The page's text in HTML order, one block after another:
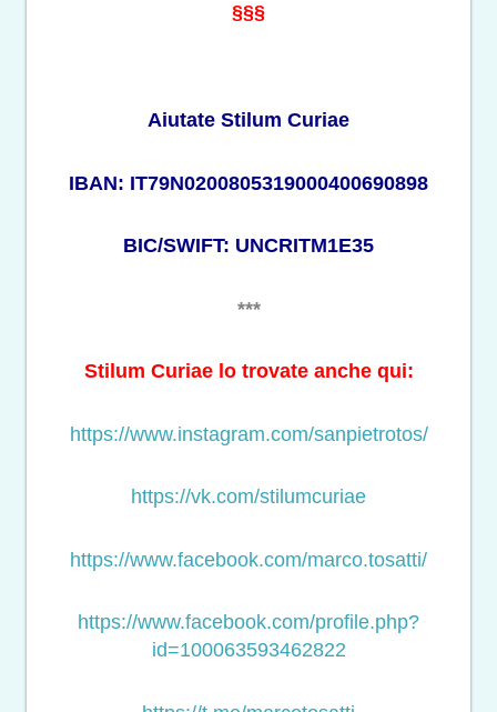
§§§
Aiutate Stilum Curiae
IBAN: IT79N0200805319000400690898
BIC/SWIFT: UNCRITM1E35
***
Stilum Curiae lo trovate anche qui:
https://www.instagram.com/sanpietrotos/
https://vk.com/stilumcuriae
https://www.facebook.com/marco.tosatti/
https://www.facebook.com/profile.php?
id=100063593462822